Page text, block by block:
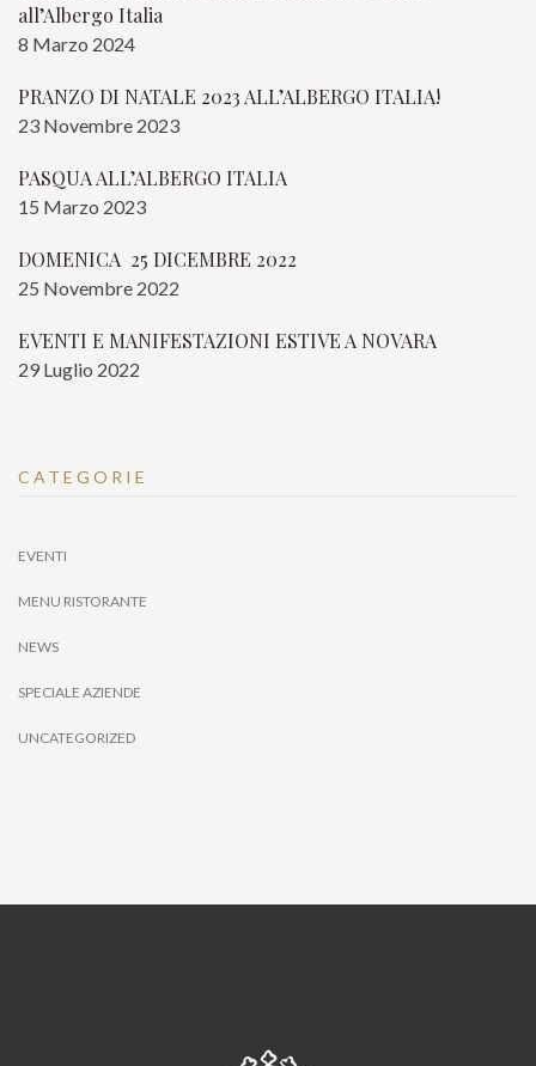
all’Albergo Italia
8 Marzo 2024
PRANZO DI NATALE 2023 ALL’ALBERGO ITALIA!
23 Novembre 2023
PASQUA ALL’ALBERGO ITALIA
15 Marzo 2023
DOMENICA 25 DICEMBRE 2022
25 Novembre 2022
EVENTI E MANIFESTAZIONI ESTIVE A NOVARA
29 Luglio 2022
CATEGORIE
EVENTI
MENU RISTORANTE
NEWS
SPECIALE AZIENDE
UNCATEGORIZED